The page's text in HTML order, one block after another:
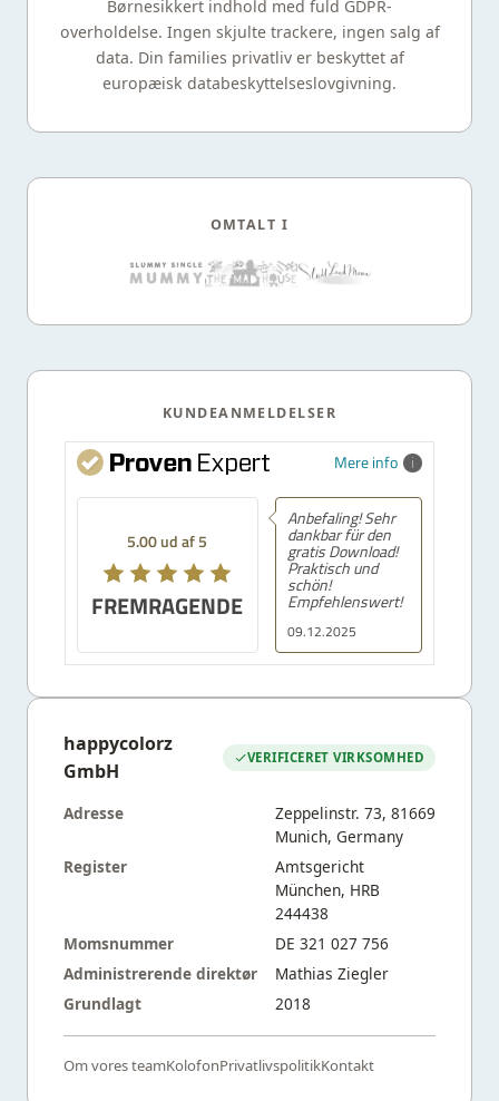
Børnesikkert indhold med fuld GDPR-
overholdelse. Ingen skjulte trackere, ingen salg af
data. Din families privatliv er beskyttet af
europæisk databeskyttelseslovgivning.
OMTALT I
KUNDEANMELDELSER
Mere info
5.00 ud af 5
FREMRAGENDE
09.12.2025
Anbefaling! Sehr
dankbar für den
gratis Download!
Praktisch und
schön!
Empfehlenswert!
happycolorz
GmbH
VERIFICERET VIRKSOMHED
Adresse
Zeppelinstr. 73, 81669
Munich, Germany
Register
Amtsgericht
München, HRB
244438
Momsnummer
DE 321 027 756
Administrerende direktør
Mathias Ziegler
Grundlagt
2018
Om vores teamKolofonPrivatlivspolitikKontakt